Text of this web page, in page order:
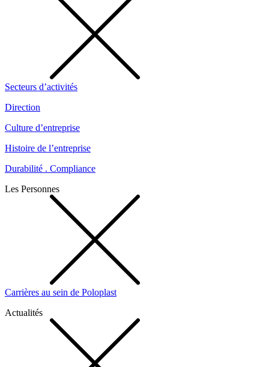
Secteurs d’activités
Direction
Culture d’entreprise
Histoire de l’entreprise
Durabilité . Compliance
Les Personnes
Carrières au sein de Poloplast
Actualités